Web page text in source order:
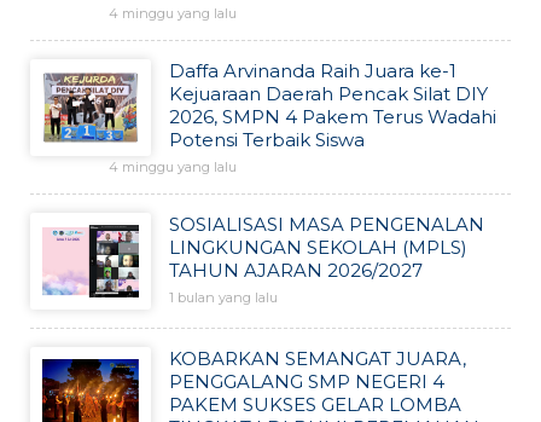
4 minggu yang lalu
Daffa Arvinanda Raih Juara ke-1
Kejuaraan Daerah Pencak Silat DIY
2026, SMPN 4 Pakem Terus Wadahi
Potensi Terbaik Siswa
4 minggu yang lalu
SOSIALISASI MASA PENGENALAN
LINGKUNGAN SEKOLAH (MPLS)
TAHUN AJARAN 2026/2027
1 bulan yang lalu
KOBARKAN SEMANGAT JUARA,
PENGGALANG SMP NEGERI 4
PAKEM SUKSES GELAR LOMBA